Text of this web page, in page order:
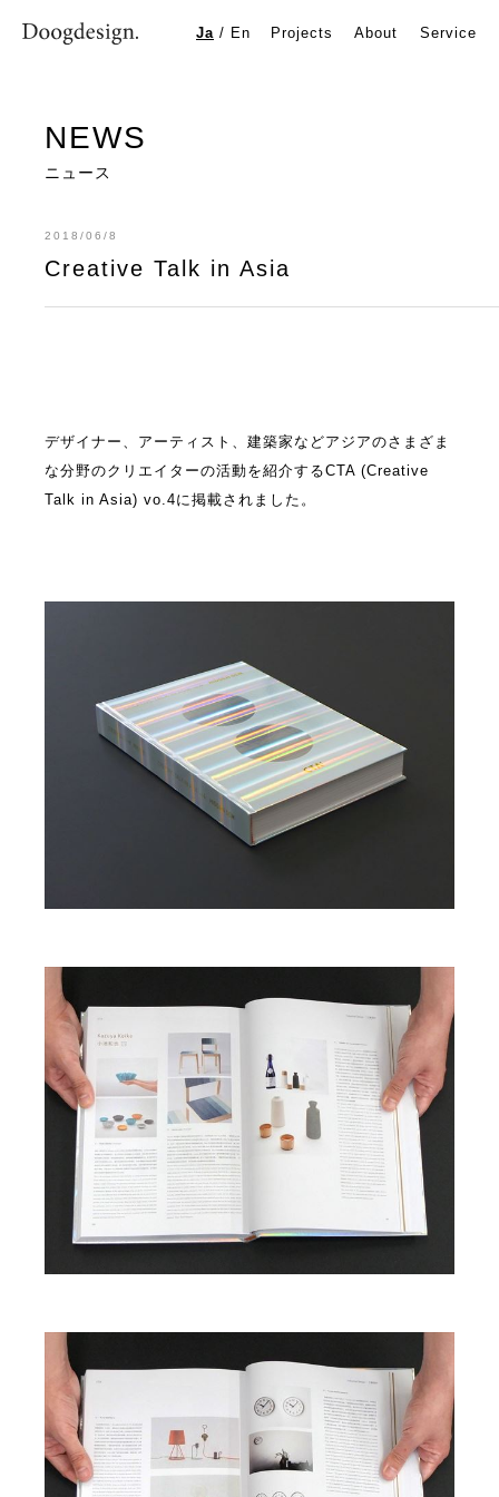
Ja / En Projects About Service
NEWS
ニュース
2018/06/8
Creative Talk in Asia
デザイナー、アーティスト、建築家などアジアのさまざま
な分野のクリエイターの活動を紹介するCTA (Creative
Talk in Asia) vo.4に掲載されました。